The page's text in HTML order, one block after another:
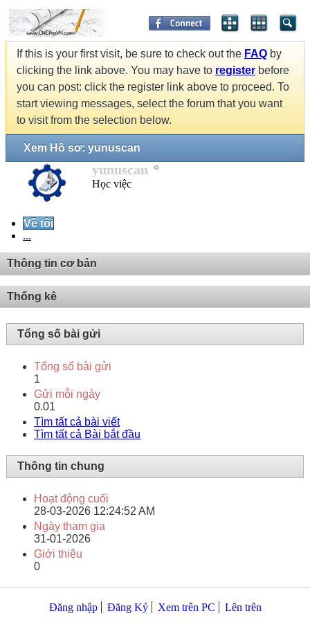
If this is your first visit, be sure to check out the FAQ by
clicking the link above. You may have to register before
you can post: click the register link above to proceed. To
start viewing messages, select the forum that you want
to visit from the selection below.
Xem Hồ sơ: yunuscan
yunuscan
Học việc
Về tôi
...
Thông tin cơ bản
Thống kê
Tổng số bài gửi
Tổng số bài gửi
1
Gửi mỗi ngày
0.01
Tìm tất cả bài viết
Tìm tất cả Bài bắt đầu
Thông tin chung
Hoạt động cuối
28-03-2026 12:24:52 AM
Ngày tham gia
31-01-2026
Giới thiệu
0
Đăng nhập Đăng Ký Xem trên PC Lên trên